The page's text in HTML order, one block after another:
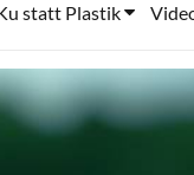
statt Plastik